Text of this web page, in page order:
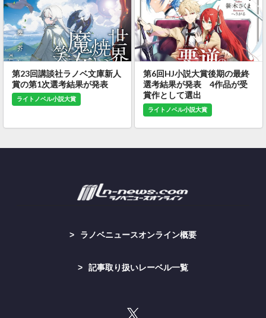
第23回講談社ラノベ文庫新人
賞の第1次選考結果が発表
ライトノベル小説大賞
第6回HJ小説大賞後期の最終
選考結果が発表 4作品が受
賞作として選出
ライトノベル小説大賞
ラノベニュースオンライン概要
記事取り扱いレーベル一覧